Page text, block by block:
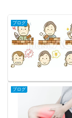
ブログ
ブログ